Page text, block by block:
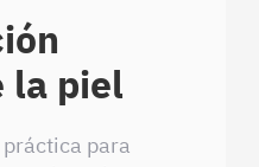
la piel
para